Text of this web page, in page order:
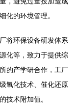
化的环境管理。
将环保设备研发体系
化等，致力于提供综
的产学研合作，工厂
氧化技术、催化还原
技术附加值。